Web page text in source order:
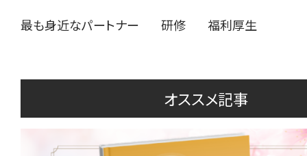
最も身近なパートナー 研修 福利厚生
オススメ記事